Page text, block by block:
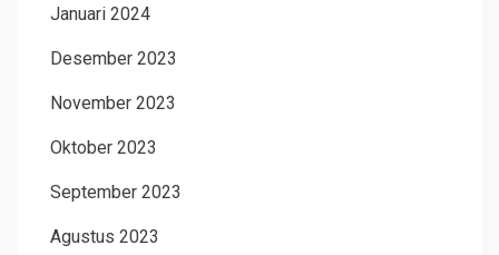
Januari 2024
Desember 2023
November 2023
Oktober 2023
September 2023
Agustus 2023